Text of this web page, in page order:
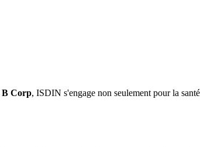
B Corp, ISDIN s'engage non seulement pour la santé